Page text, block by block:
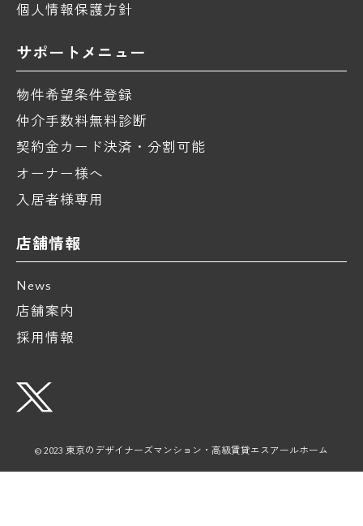
個人情報保護方針
サポートメニュー
物件希望条件登録
仲介手数料無料診断
契約金カード決済・分割可能
オーナー様へ
入居者様専用
店舗情報
News
店舗案内
採用情報
© 2023 東京のデザイナーズマンション・高級賃貸エスアールホーム